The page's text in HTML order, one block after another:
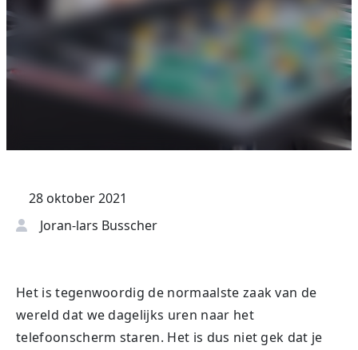
28 oktober 2021
Joran-lars Busscher
Het is tegenwoordig de normaalste zaak van de
wereld dat we dagelijks uren naar het
telefoonscherm staren. Het is dus niet gek dat je